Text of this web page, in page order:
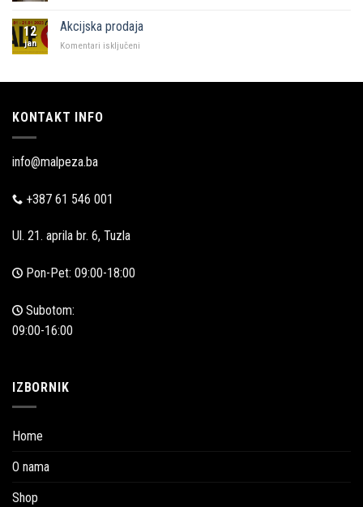
Zadru
12
jan
Akcijska prodaja
Komentari isključeni
KONTAKT INFO
info@malpeza.ba
+387 61 546 001
Ul. 21. aprila br. 6, Tuzla
Pon-Pet: 09:00-18:00
Subotom:
09:00-16:00
IZBORNIK
Home
O nama
Shop